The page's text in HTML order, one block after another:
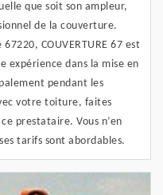
que soit son ampleur,
de la couverture.
COUVERTURE 67 est
expérience dans la mise en
pendant les
votre toiture, faites
prestataire. Vous n’en
tarifs sont abordables.